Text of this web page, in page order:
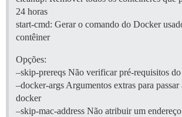
24 horas
start-cmd: Gerar o comando do Docker
contêiner
Opções:
–skip-prereqs Não verificar pré-requisitos
–docker-args Argumentos extras para passar
docker
–skip-mac-address Não atribuir um